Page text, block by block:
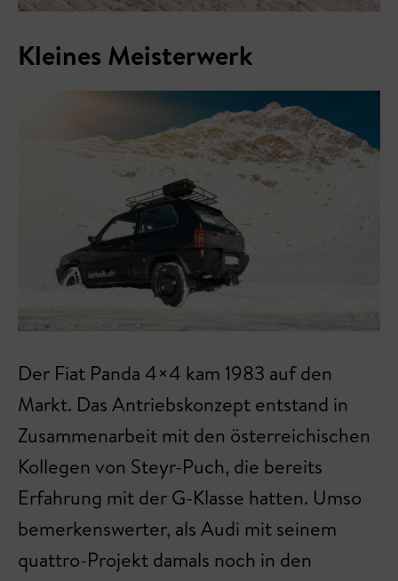
Kleines Meisterwerk
Der Fiat Panda 4×4 kam 1983 auf den
Markt. Das Antriebskonzept entstand in
Zusammenarbeit mit den österreichischen
Kollegen von Steyr-Puch, die bereits
Erfahrung mit der G-Klasse hatten. Umso
bemerkenswerter, als Audi mit seinem
quattro-Projekt damals noch in den